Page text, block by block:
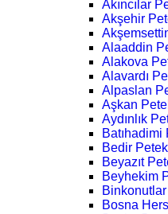
Akıncılar
Akşehir
Alaaddin
Alakova
Alavardı
Alpaslan
Aşkan
Aydınlık
Bedir
Beyazıt
Beyhekim
Bosna